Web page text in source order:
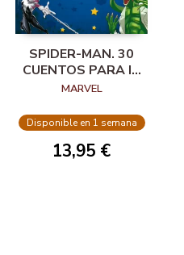
SPIDER-MAN. 30
CUENTOS PARA IR
A DORMIR
MARVEL
Disponible en 1 semana
13,95 €